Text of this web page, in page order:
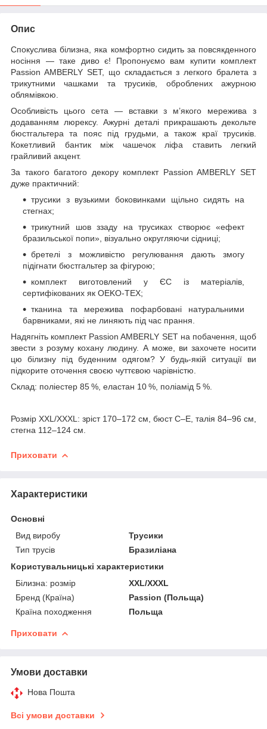
Опис
Спокуслива білизна, яка комфортно сидить за повсякденного
носіння — таке диво є! Пропонуємо вам купити комплект
Passion AMBERLY SET, що складається з легкого бралета з
трикутними чашками та трусиків, оброблених ажурною
облямівкою.
Особливість цього сета — вставки з м’якого мережива з
додаванням люрексу. Ажурні деталі прикрашають декольте
бюстгальтера та пояс під грудьми, а також краї трусиків.
Кокетливий бантик між чашечок ліфа ставить легкий
грайливий акцент.
За такого багатого декору комплект Passion AMBERLY SET
дуже практичний:
трусики з вузькими боковинками щільно сидять на
стегнах;
трикутний шов ззаду на трусиках створює «ефект
бразильської попи», візуально округляючи сідниці;
бретелі з можливістю регулювання дають змогу
підігнати бюстгальтер за фігурою;
комплект виготовлений у ЄС із матеріалів,
сертифікованих як OEKO-TEX;
тканина та мережива пофарбовані натуральними
барвниками, які не линяють під час прання.
Надягніть комплект Passion AMBERLY SET на побачення, щоб
звести з розуму кохану людину. А може, ви захочете носити
цю білизну під буденним одягом? У будь-якій ситуації ви
підкорите оточення своєю чуттєвою чарівністю.
Склад: поліестер 85 %, еластан 10 %, поліамід 5 %.
Розмір XXL/XXXL: зріст 170–172 см, бюст C–E, талія 84–96 см,
стегна 112–124 см.
Приховати
Характеристики
Основні
Вид виробу
Трусики
Тип трусів
Бразиліана
Користувальницькі характеристики
Білизна: розмір
XXL/XXXL
Бренд (Країна)
Passion (Польща)
Країна походження
Польща
Приховати
Умови доставки
Нова Пошта
Всі умови доставки